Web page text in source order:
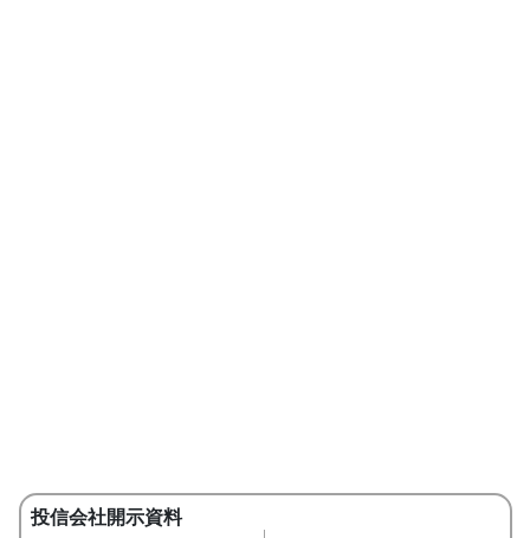
投信会社開示資料